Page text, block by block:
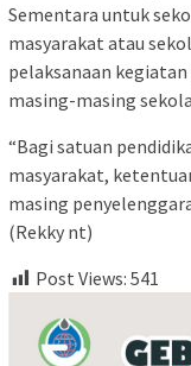
Sementara untuk
masyarakat atau
pelaksanaan
masing-masing
“Bagi satuan
masyarakat,
masing
(Rekky nt)
Post Views: 541